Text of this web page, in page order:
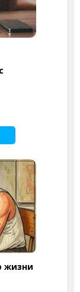
жизни